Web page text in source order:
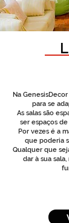
Na
para se
As salas são
ser espaços
Por vezes é a
que poderia
Qualquer que
dar à sua